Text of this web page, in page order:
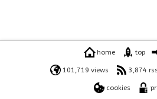
home top
101,719 views 3,874 rss
cookies